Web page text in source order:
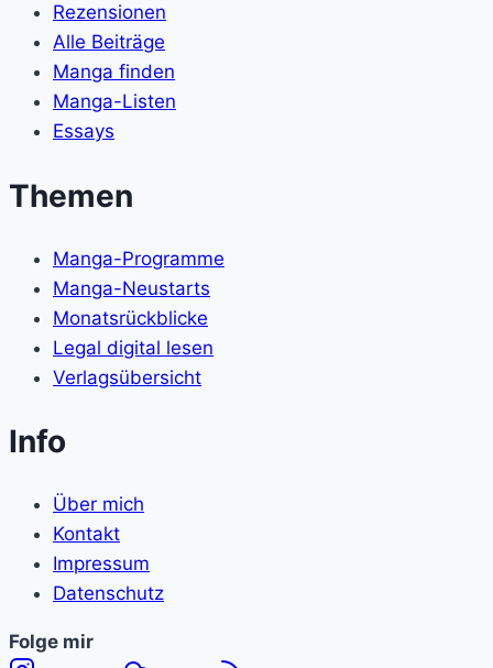
Rezensionen
Alle Beiträge
Manga finden
Manga-Listen
Essays
Themen
Manga-Programme
Manga-Neustarts
Monatsrückblicke
Legal digital lesen
Verlagsübersicht
Info
Über mich
Kontakt
Impressum
Datenschutz
Folge
Folge mir